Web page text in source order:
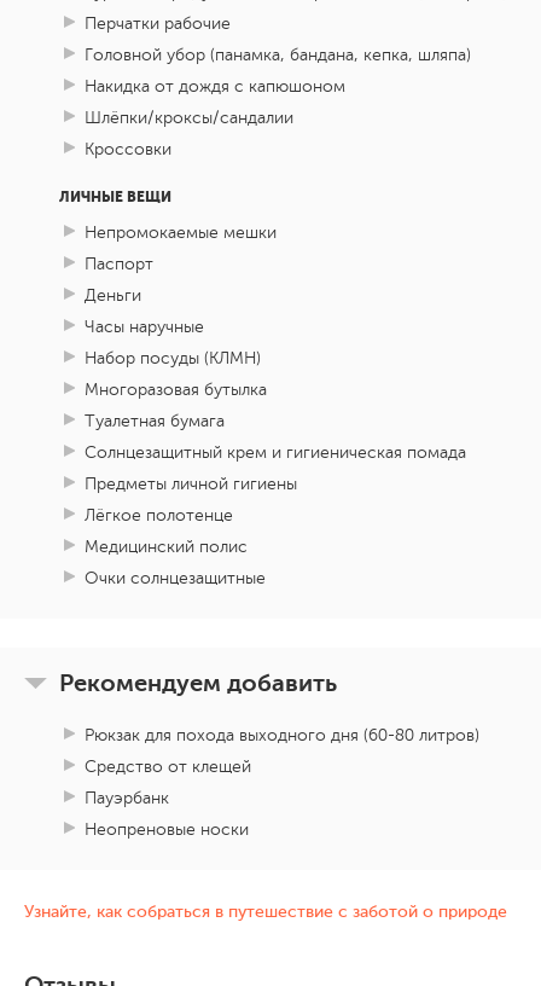
Перчатки рабочие
Головной убор (панамка, бандана, кепка, шляпа)
Накидка от дождя с капюшоном
Шлёпки/кроксы/сандалии
Кроссовки
ЛИЧНЫЕ ВЕЩИ
Непромокаемые мешки
Паспорт
Деньги
Часы наручные
Набор посуды (КЛМН)
Многоразовая бутылка
Туалетная бумага
Солнцезащитный крем и гигиеническая помада
Предметы личной гигиены
Лёгкое полотенце
Медицинский полис
Очки солнцезащитные
Рекомендуем добавить
Рюкзак для похода выходного дня (60-80 литров)
Средство от клещей
Пауэрбанк
Неопреновые носки
Узнайте, как собраться в путешествие с заботой о природе